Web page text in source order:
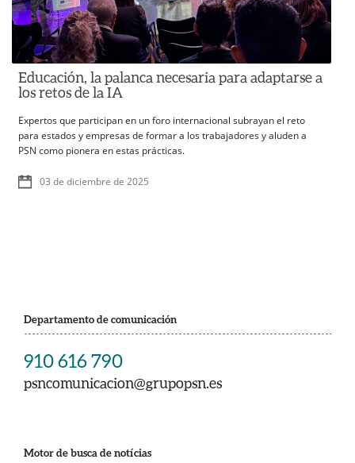
Educación, la palanca necesaria para adaptarse a
los retos de la IA
Expertos que participan en un foro internacional subrayan el reto
para estados y empresas de formar a los trabajadores y aluden a
PSN como pionera en estas prácticas.
03 de diciembre de 2025
Departamento de comunicación
910 616 790
psncomunicacion@grupopsn.es
Motor de busca de notícias